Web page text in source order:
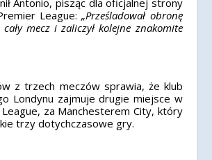
Antonio, pisząc dla oficjalnej strony
League:„Prześladował obronę
mecz i zaliczył kolejne znakomite
z trzech meczów sprawia, że ​​klub
Londynu zajmuje drugie miejsce w
za Manchesterem City, który
trzy dotychczasowe gry.